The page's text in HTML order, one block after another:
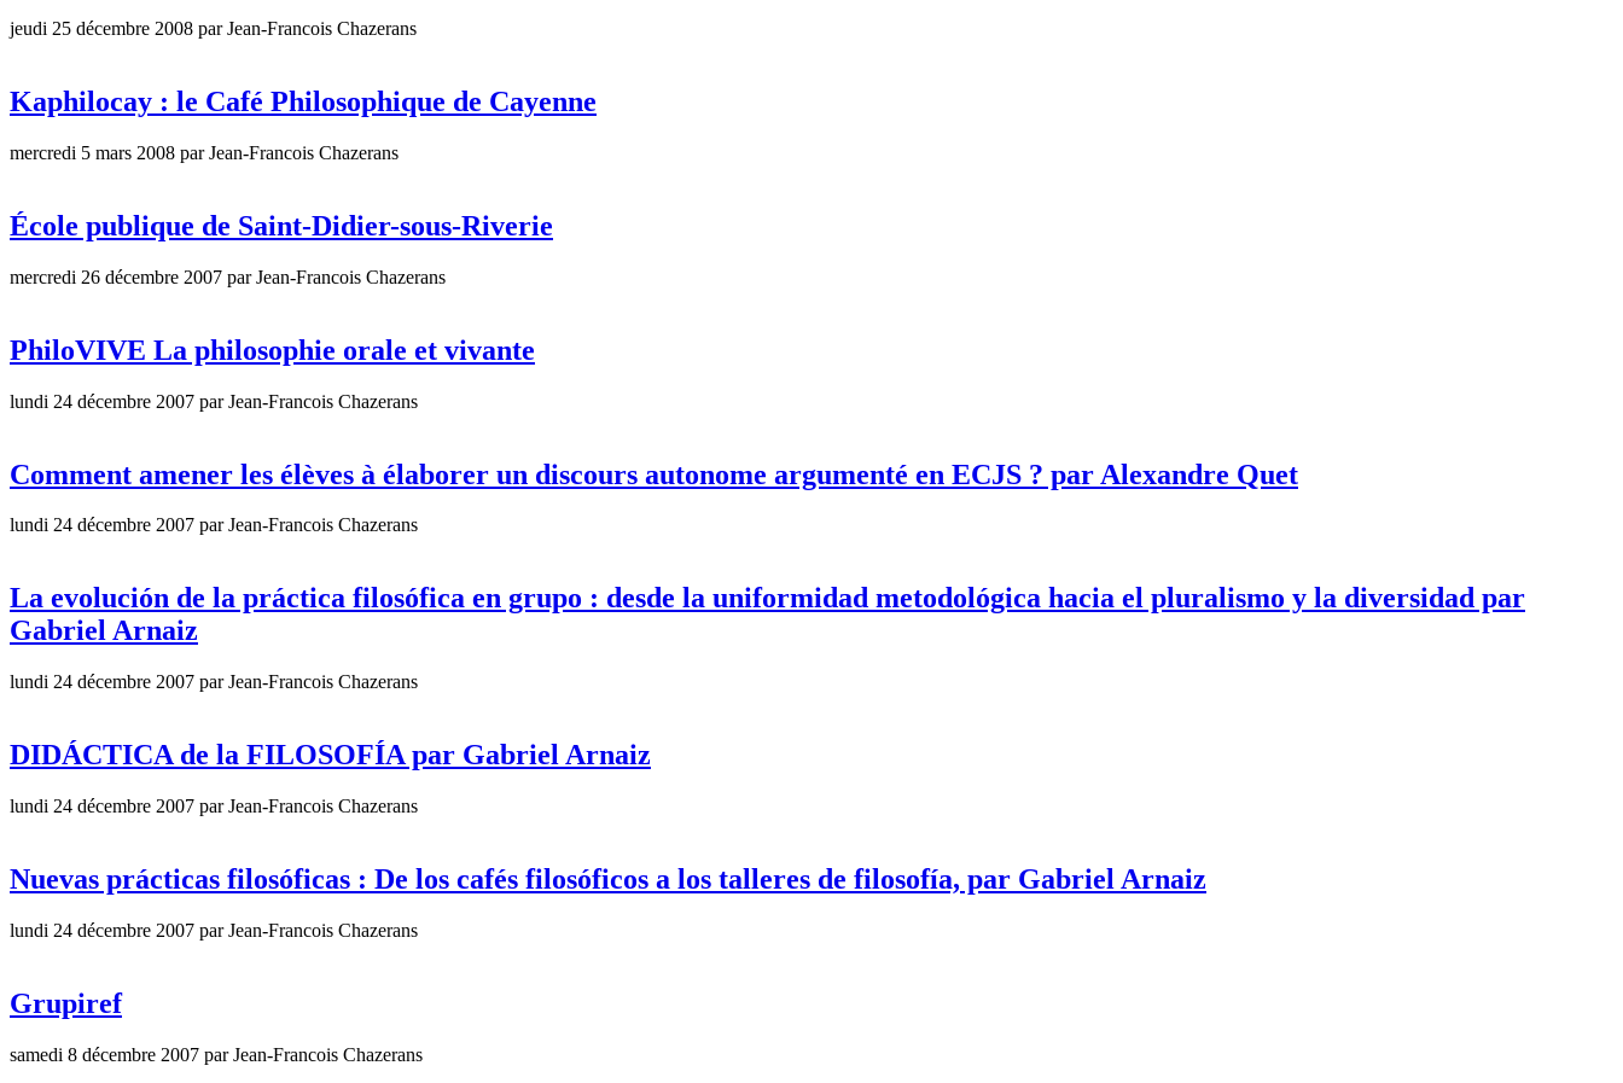
jeudi 25 décembre 2008 par Jean-Francois Chazerans
Kaphilocay : le Café Philosophique de Cayenne
mercredi 5 mars 2008 par Jean-Francois Chazerans
École publique de Saint-Didier-sous-Riverie
mercredi 26 décembre 2007 par Jean-Francois Chazerans
PhiloVIVE La philosophie orale et vivante
lundi 24 décembre 2007 par Jean-Francois Chazerans
Comment amener les élèves à élaborer un discours autonome argumenté en ECJS ? par Alexandre Quet
lundi 24 décembre 2007 par Jean-Francois Chazerans
La evolución de la práctica filosófica en grupo : desde la uniformidad metodológica hacia el pluralismo y la diversidad par
Gabriel Arnaiz
lundi 24 décembre 2007 par Jean-Francois Chazerans
DIDÁCTICA de la FILOSOFÍA par Gabriel Arnaiz
lundi 24 décembre 2007 par Jean-Francois Chazerans
Nuevas prácticas filosóficas : De los cafés filosóficos a los talleres de filosofía, par Gabriel Arnaiz
lundi 24 décembre 2007 par Jean-Francois Chazerans
Grupiref
samedi 8 décembre 2007 par Jean-Francois Chazerans